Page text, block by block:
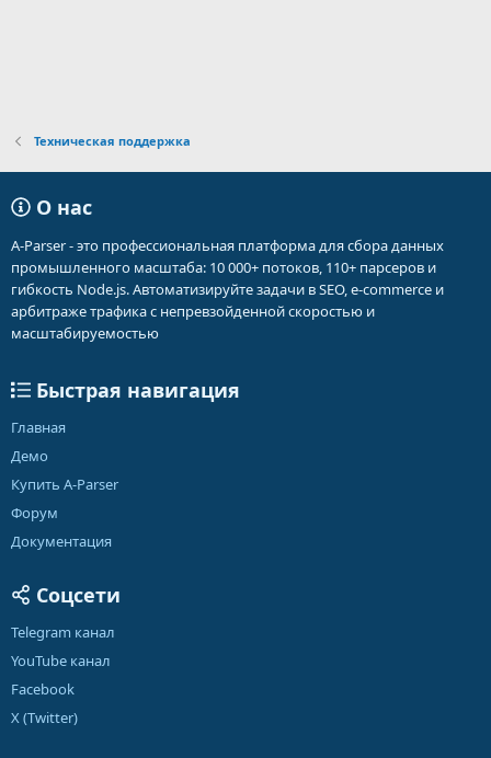
Техническая поддержка
О нас
A-Parser - это профессиональная платформа для сбора данных
промышленного масштаба: 10 000+ потоков, 110+ парсеров и
гибкость Node.js. Автоматизируйте задачи в SEO, e-commerce и
арбитраже трафика с непревзойденной скоростью и
масштабируемостью
Быстрая навигация
Главная
Демо
Купить A-Parser
Форум
Документация
Соцсети
Telegram канал
YouTube канал
Facebook
X (Twitter)